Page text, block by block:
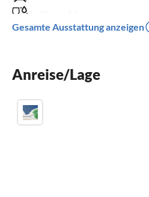
Balkon
Kinder willkommen
Gesamte Ausstattung anzeigen
Anreise/Lage